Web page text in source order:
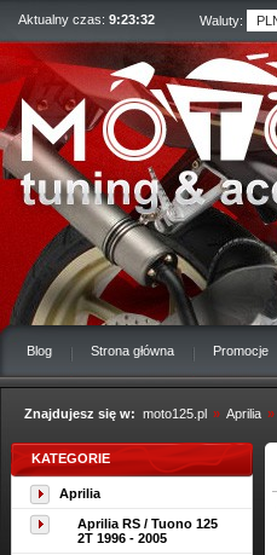
Aktualny czas: 9:23:32 Waluty:
Blog Strona główna Promocje
Znajdujesz się w: moto125.pl » Aprilia »
KATEGORIE
Aprilia
Aprilia RS / Tuono 125
2T 1996 - 2005